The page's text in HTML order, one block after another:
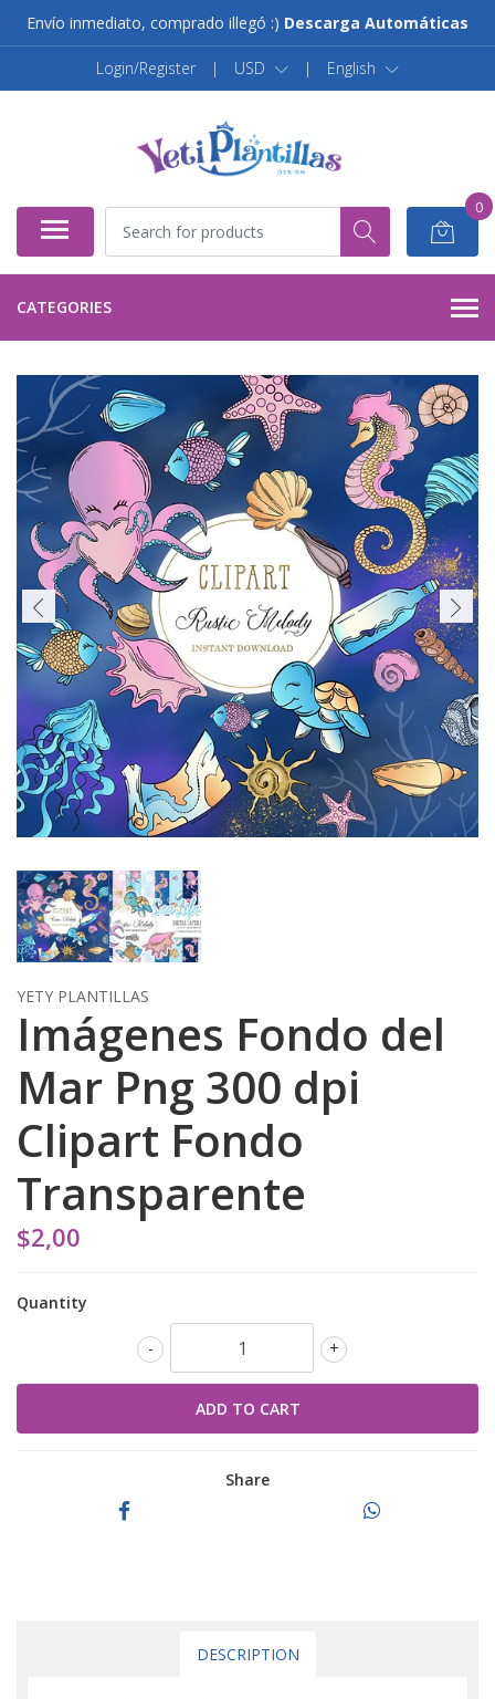
Envío inmediato, comprado illegó :) Descarga Automáticas
Login/Register | USD | English
0
CATEGORIES
YETY PLANTILLAS
Imágenes Fondo del
Mar Png 300 dpi
Clipart Fondo
Transparente
$2,00
Quantity
+
-
Share
DESCRIPTION